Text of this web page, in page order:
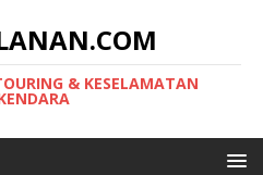
& KESELAMATAN